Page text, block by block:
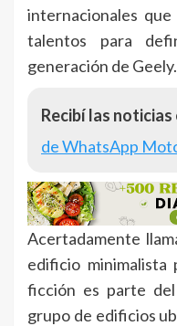
internacionales
talentos para
generación de Geely.
Recibí las
de WhatsApp
Acertadamente
edificio minimalista
ficción es parte
grupo de edificios